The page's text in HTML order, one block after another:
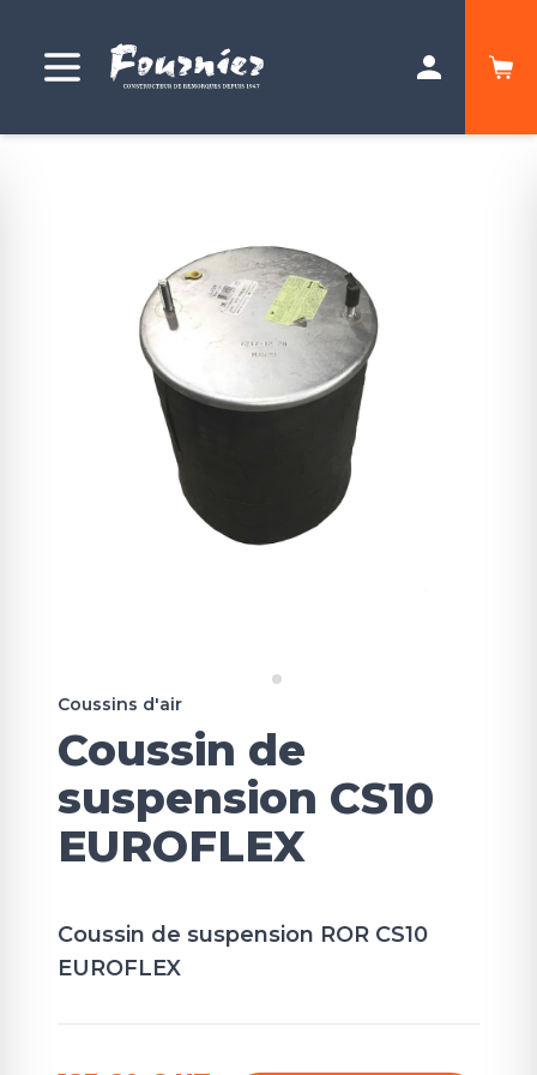
Coussins d'air
Coussin de
suspension CS10
EUROFLEX
Coussin de suspension ROR CS10
EUROFLEX